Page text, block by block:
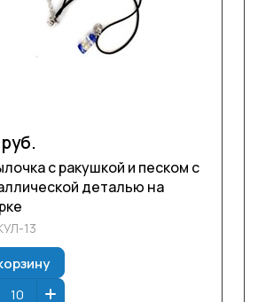
с ракушкой и песком с
деталью на
13